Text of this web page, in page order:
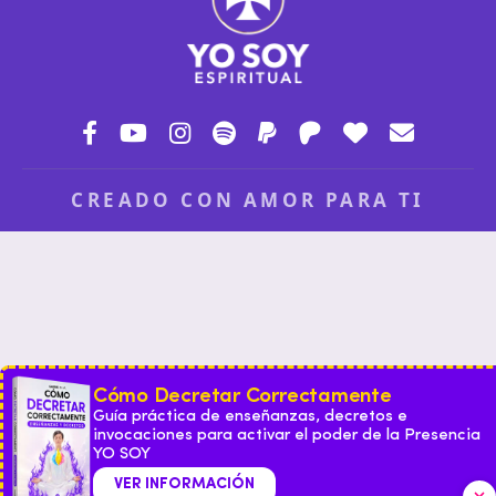
CREADO CON AMOR PARA TI
Cómo Decretar Correctamente
Guía práctica de enseñanzas, decretos e
invocaciones para activar el poder de la Presencia
YO SOY
VER INFORMACIÓN